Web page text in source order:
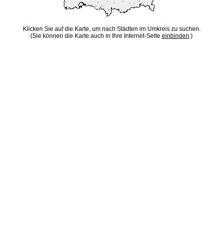
Klicken Sie auf die Karte, um nach Städten im Umkreis zu suchen.
(Sie können die Karte auch in Ihre Internet-Seite einbinden.)